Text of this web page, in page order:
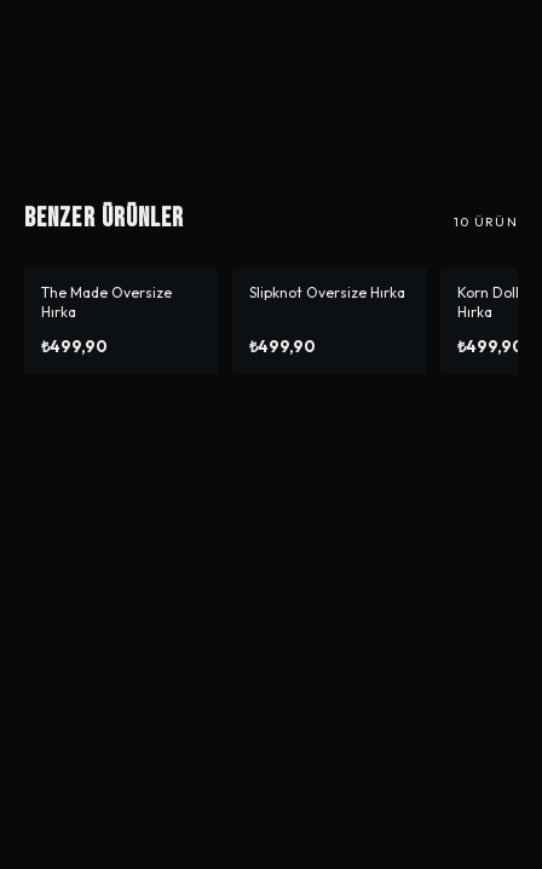
Benzer Ürünler 10 ÜRÜN
The Made Oversize
Hırka
₺499,90
Slipknot Oversize Hırka
₺499,90
Korn Doll
Hırka
₺499,90